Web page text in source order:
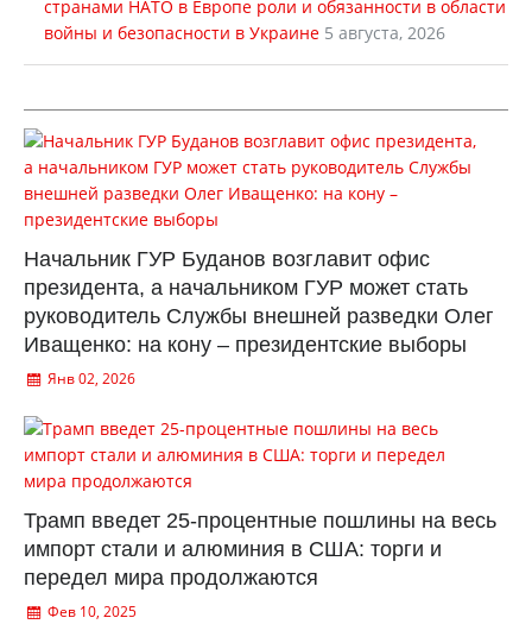
странами НАТО в Европе роли и обязанности в области
войны и безопасности в Украине 5 августа, 2026
Начальник ГУР Буданов возглавит офис
президента, а начальником ГУР может стать
руководитель Службы внешней разведки Олег
Иващенко: на кону – президентские выборы
Янв 02, 2026
Трамп введет 25-процентные пошлины на весь
импорт стали и алюминия в США: торги и
передел мира продолжаются
Фев 10, 2025